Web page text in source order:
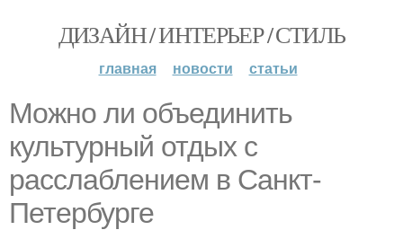
ДИЗАЙН / ИНТЕРЬЕР / СТИЛЬ
главная новости статьи
Можно ли объединить
культурный отдых с
расслаблением в Санкт-
Петербурге